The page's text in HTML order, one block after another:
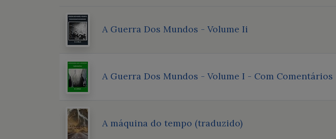
A Guerra Dos Mundos - Volume Ii
A Guerra Dos Mundos - Volume I - Com Comentários
A máquina do tempo (traduzido)